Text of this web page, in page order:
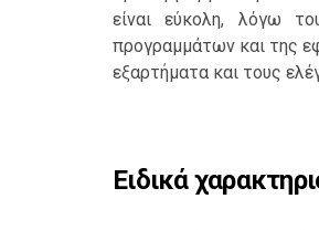
είναι εύκολη, λόγω
προγραμμάτων και της
εξαρτήματα και τους
Ειδικά